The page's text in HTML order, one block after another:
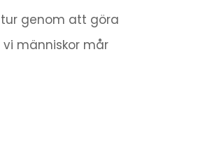
genom att göra
människor mår